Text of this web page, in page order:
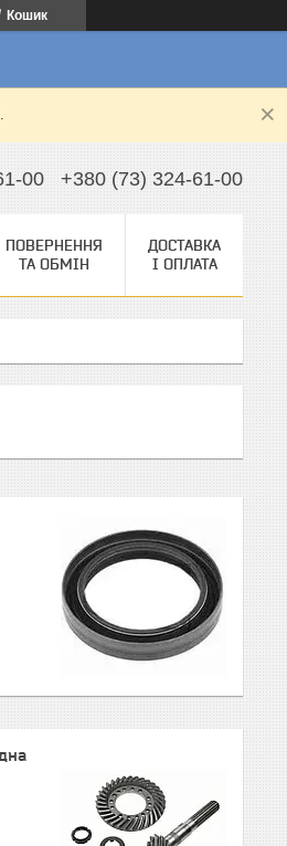
Кошик
00 +380 (73) 324-61-00
ПОВЕРНЕННЯ
ТА ОБМІН
ДОСТАВКА
І ОПЛАТА